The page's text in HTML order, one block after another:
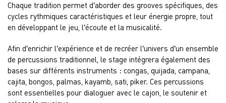
Chaque tradition permet d’aborder des grooves spécifiques, des
cycles rythmiques caractéristiques et leur énergie propre, tout
en développant le jeu, l’écoute et la musicalité.
Afin d’enrichir l’expérience et de recréer l’univers d’un ensemble
de percussions traditionnel, le stage intégrera également des
bases sur différents instruments : congas, quijada, campana,
cajita, bongos, palmas, kayamb, sati, piker. Ces percussions
sont essentielles pour dialoguer avec le cajon, le soutenir et